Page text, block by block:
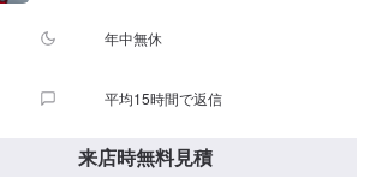
年中無休
平均15時間で返信
来店時無料見積